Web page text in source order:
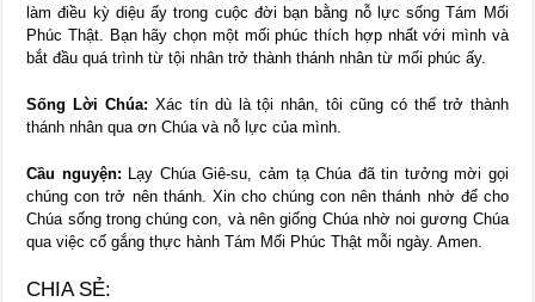
làm điều kỳ diệu ấy trong cuộc đời bạn bằng nỗ lực sống Tám Mối
Phúc Thật. Bạn hãy chọn một mối phúc thích hợp nhất với mình và
bắt đầu quá trình từ tội nhân trở thành thánh nhân từ mối phúc ấy.
Sống Lời Chúa: Xác tín dù là tội nhân, tôi cũng có thể trở thành
thánh nhân qua ơn Chúa và nỗ lực của mình.
Cầu nguyện: Lạy Chúa Giê-su, cảm tạ Chúa đã tin tưởng mời gọi
chúng con trở nên thánh. Xin cho chúng con nên thánh nhờ để cho
Chúa sống trong chúng con, và nên giống Chúa nhờ noi gương Chúa
qua việc cố gắng thực hành Tám Mối Phúc Thật mỗi ngày. Amen.
CHIA SẺ: